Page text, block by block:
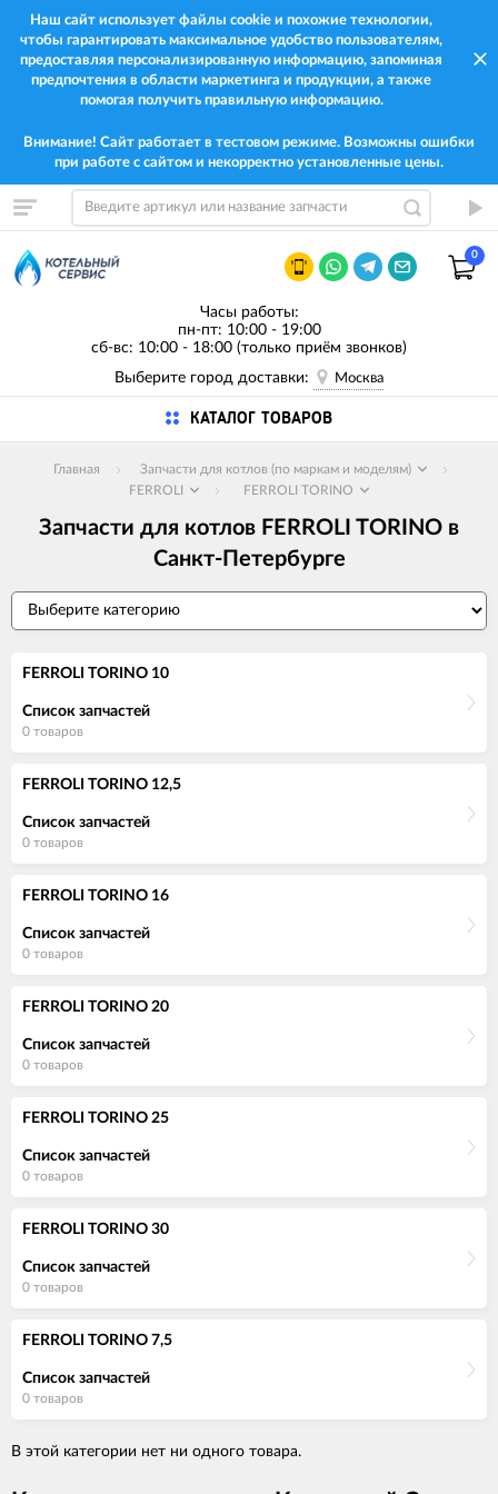
Наш сайт использует файлы cookie и похожие технологии,
чтобы гарантировать максимальное удобство пользователям,
предоставляя персонализированную информацию, запоминая
предпочтения в области маркетинга и продукции, а также
помогая получить правильную информацию.
Внимание! Сайт работает в тестовом режиме. Возможны ошибки
при работе с сайтом и некорректно установленные цены.
0
Часы работы:
пн-пт: 10:00 - 19:00
сб-вс: 10:00 - 18:00 (только приём звонков)
Выберите город доставки:
Москва
КАТАЛОГ ТОВАРОВ
Главная
Запчасти для котлов (по маркам и моделям)
FERROLI
FERROLI TORINO
Запчасти для котлов FERROLI TORINO в
Санкт-Петербурге
FERROLI TORINO 10
Список запчастей
0 товаров
FERROLI TORINO 12,5
Список запчастей
0 товаров
FERROLI TORINO 16
Список запчастей
0 товаров
FERROLI TORINO 20
Список запчастей
0 товаров
FERROLI TORINO 25
Список запчастей
0 товаров
FERROLI TORINO 30
Список запчастей
0 товаров
FERROLI TORINO 7,5
Список запчастей
0 товаров
В этой категории нет ни одного товара.